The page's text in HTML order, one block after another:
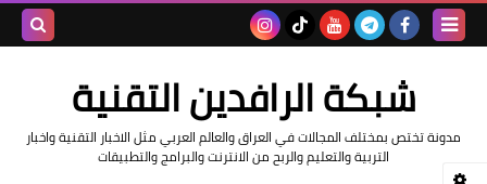
شبكة الرافدين التقنية
مدونة تختص بمختلف المجالات في العراق والعالم العربي مثل الاخبار التقنية واخبار
التربية والتعليم والربح من الانترنت والبرامج والتطبيقات